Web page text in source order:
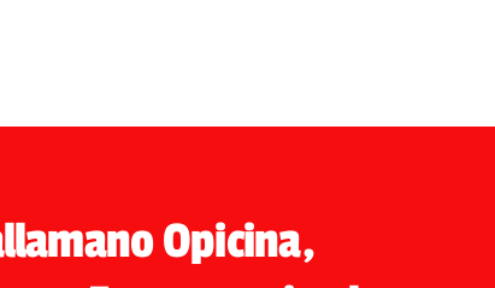
Opicina,